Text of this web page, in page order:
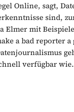
Online, sagt,
sind,
mit
a bad reporter
verfügbar